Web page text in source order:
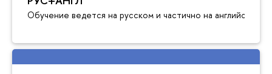
Обучение ведется на русском и частично на английском